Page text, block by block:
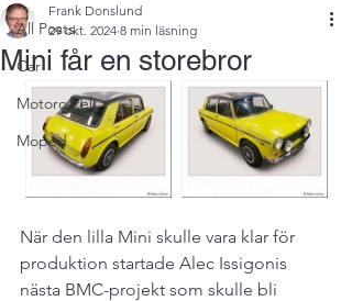
All Posts
Car
Motorcykel
Moped
Mini får en storebror
Frank Donslund
29 okt. 2024 8 min läsning
När den lilla Mini skulle vara klar för
produktion startade Alec Issigonis
nästa BMC-projekt som skulle bli